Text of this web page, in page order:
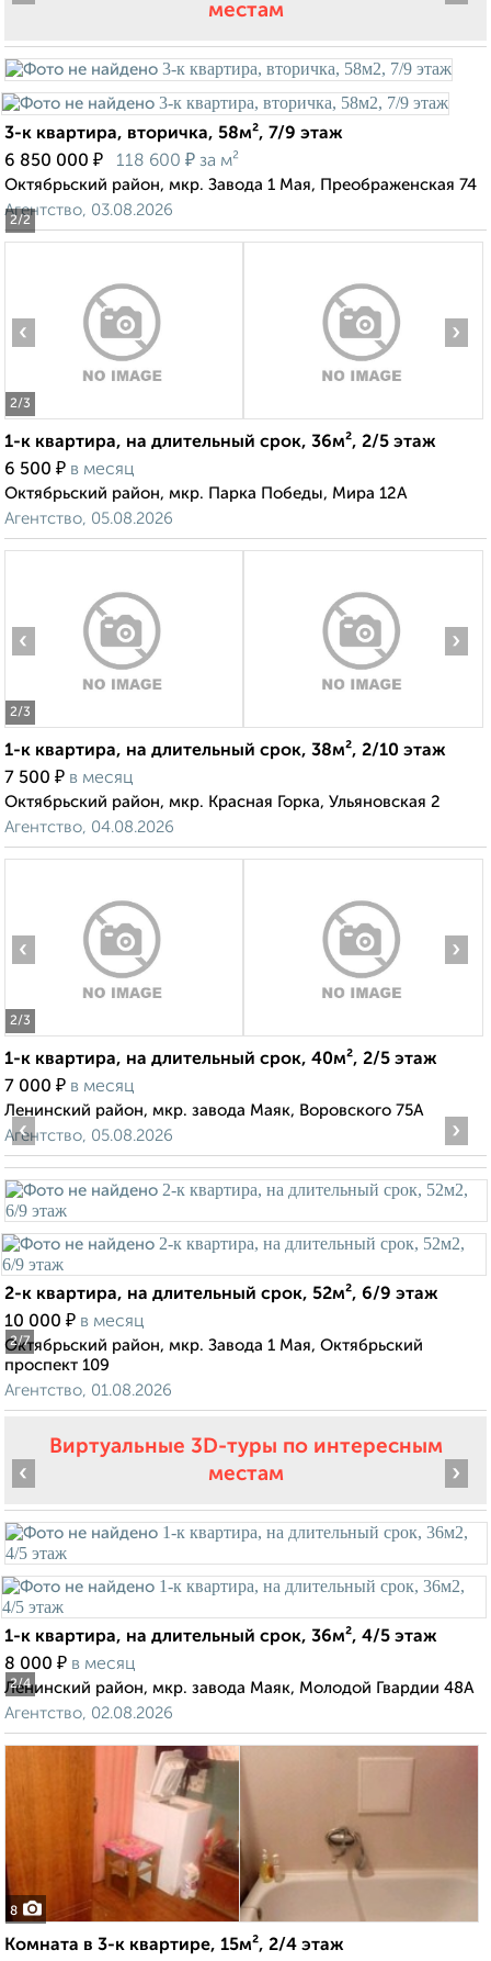
местам
2/2
3-к квартира, вторичка, 58м², 7/9 этаж
6 850 000 ₽ 118 600 ₽ за м²
Октябрьский район, мкр. Завода 1 Мая, Преображенская 74
Агентство, 03.08.2026
2/3
‹ ›
1-к квартира, на длительный срок, 36м², 2/5 этаж
6 500 ₽ в месяц
Октябрьский район, мкр. Парка Победы, Мира 12А
Агентство, 05.08.2026
2/3
‹ ›
1-к квартира, на длительный срок, 38м², 2/10 этаж
7 500 ₽ в месяц
Октябрьский район, мкр. Красная Горка, Ульяновская 2
Агентство, 04.08.2026
2/3
‹ ›
1-к квартира, на длительный срок, 40м², 2/5 этаж
7 000 ₽ в месяц
Ленинский район, мкр. завода Маяк, Воровского 75А
Агентство, 05.08.2026
2/7
‹ ›
2-к квартира, на длительный срок, 52м², 6/9 этаж
10 000 ₽ в месяц
Октябрьский район, мкр. Завода 1 Мая, Октябрьский
проспект 109
Агентство, 01.08.2026
Виртуальные 3D-туры по интересным
местам
2/4
‹ ›
1-к квартира, на длительный срок, 36м², 4/5 этаж
8 000 ₽ в месяц
Ленинский район, мкр. завода Маяк, Молодой Гвардии 48А
Агентство, 02.08.2026
8
Комната в 3-к квартире, 15м², 2/4 этаж